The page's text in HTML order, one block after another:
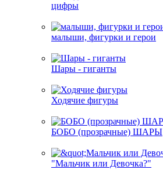
цифры
малыши, фигурки и герои
Шары - гиганты
Ходячие фигуры
БОБО (прозрачные) ШАРЫ
"Мальчик или Девочка?"